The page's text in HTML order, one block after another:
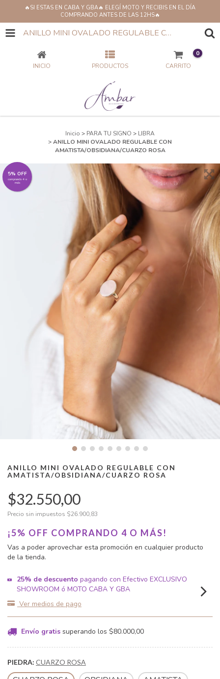
🔥SI ESTAS EN CABA Y GBA🔥 ELEGÍ MOTO Y RECIBIS EN EL DÍA
COMPRANDO ANTES DE LAS 12HS🔥
ANILLO MINI OVALADO REGULABLE CON AMATISTA/OBSIDIANA/CUARZO ROSA
INICIO PRODUCTOS CARRITO
0
Inicio > PARA TU SIGNO > LIBRA
>ANILLO MINI OVALADO REGULABLE CON
AMATISTA/OBSIDIANA/CUARZO ROSA
5% OFF
comprando 4 o
más
ANILLO MINI OVALADO REGULABLE CON
AMATISTA/OBSIDIANA/CUARZO ROSA
$32.550,00
Precio sin impuestos $26.900,83
¡5% OFF COMPRANDO 4 O MÁS!
Vas a poder aprovechar esta promoción en cualquier producto
de la tienda.
25% de descuento pagando con Efectivo EXCLUSIVO
SHOWROOM ó MOTO CABA Y GBA
Ver medios de pago
Envío gratis superando los $80.000,00
PIEDRA: CUARZO ROSA